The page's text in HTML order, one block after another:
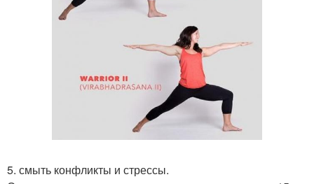
5. смыть конфликты и стрессы.